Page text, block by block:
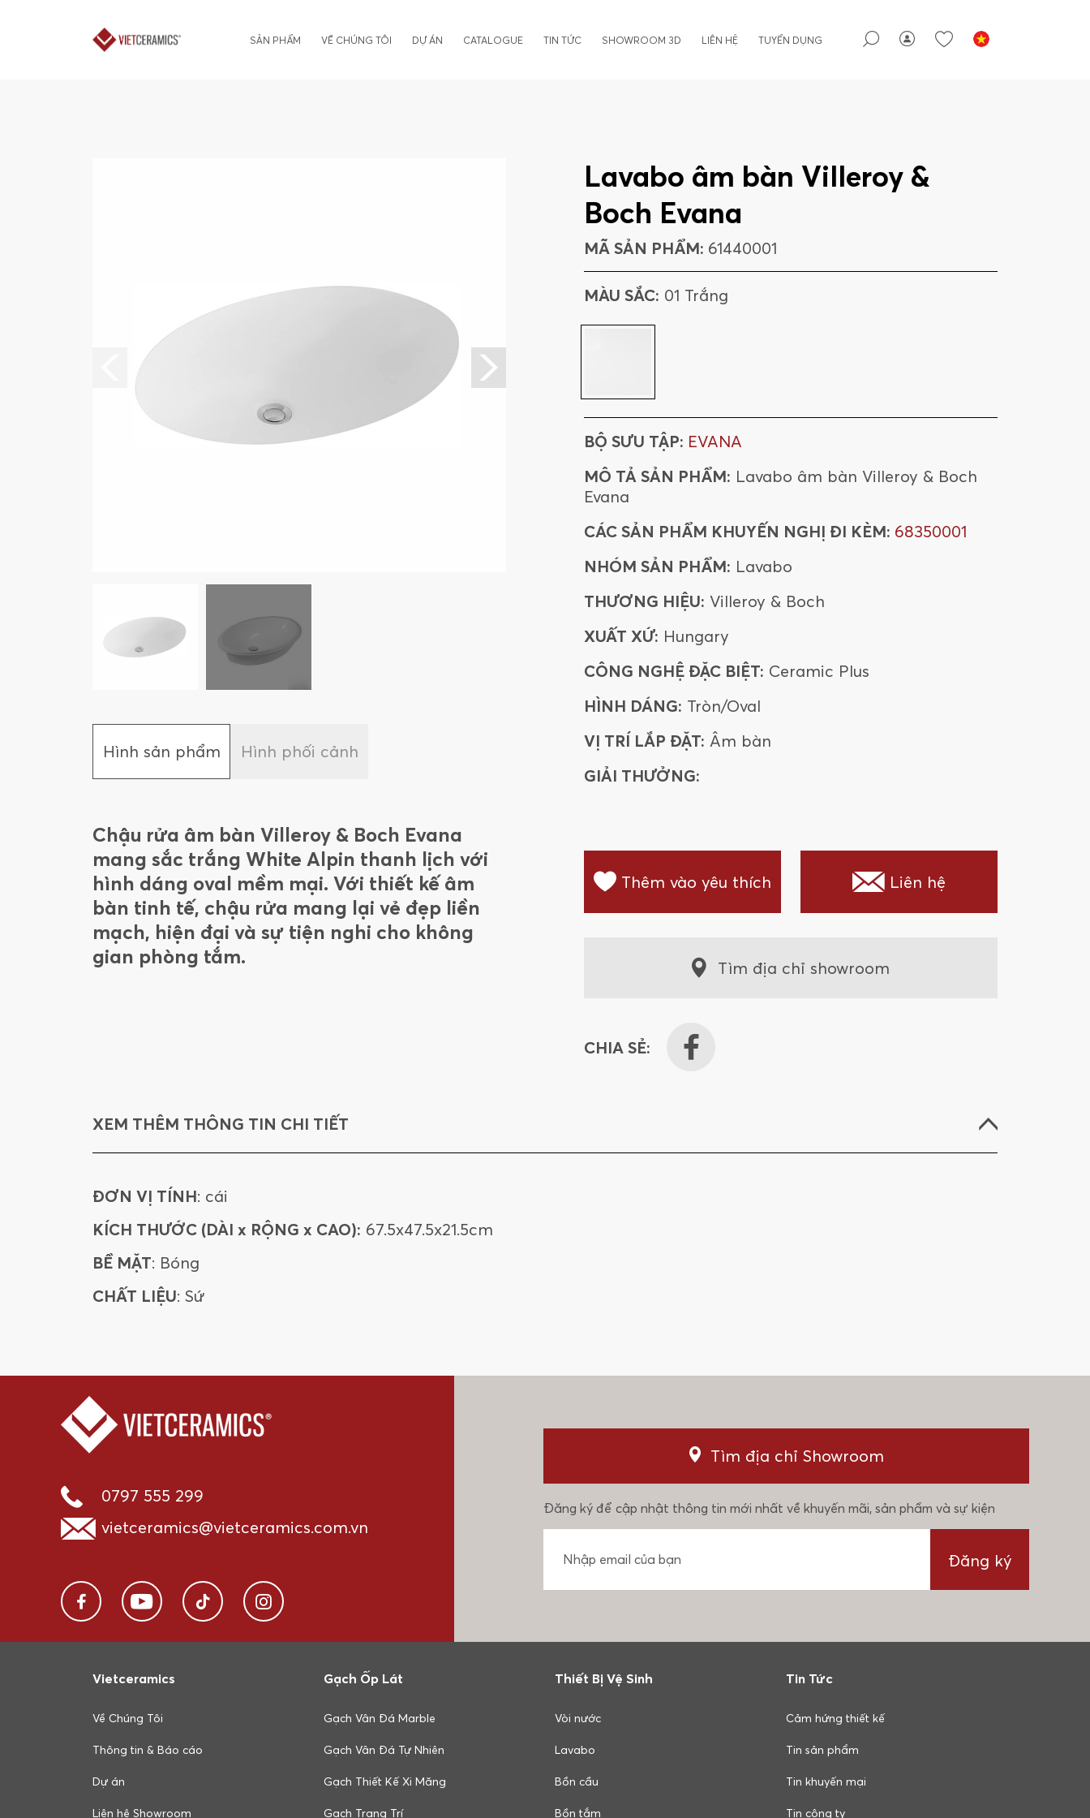
SẢN PHẨM VỀ CHÚNG TÔI DỰ ÁN CATALOGUE TIN TỨC SHOWROOM 3D LIÊN HỆ TUYỂN DỤNG
Hình sản phẩm Hình phối cảnh
Chậu rửa âm bàn Villeroy & Boch Evana
mang sắc trắng White Alpin thanh lịch với
hình dáng oval mềm mại. Với thiết kế âm
bàn tinh tế, chậu rửa mang lại vẻ đẹp liền
mạch, hiện đại và sự tiện nghi cho không
gian phòng tắm.
Lavabo âm bàn Villeroy &
Boch Evana
MÃ SẢN PHẨM: 61440001
MÀU SẮC: 01 Trắng
BỘ SƯU TẬP: EVANA
MÔ TẢ SẢN PHẨM: Lavabo âm bàn Villeroy & Boch
Evana
CÁC SẢN PHẨM KHUYẾN NGHỊ ĐI KÈM: 68350001
NHÓM SẢN PHẨM: Lavabo
THƯƠNG HIỆU: Villeroy & Boch
XUẤT XỨ: Hungary
CÔNG NGHỆ ĐẶC BIỆT: Ceramic Plus
HÌNH DÁNG: Tròn/Oval
VỊ TRÍ LẮP ĐẶT: Âm bàn
GIẢI THƯỞNG:
Thêm vào yêu thích Liên hệ
Tìm địa chỉ showroom
CHIA SẺ:
XEM THÊM THÔNG TIN CHI TIẾT
ĐƠN VỊ TÍNH: cái
KÍCH THƯỚC (DÀI x RỘNG x CAO): 67.5x47.5x21.5cm
BỀ MẶT: Bóng
CHẤT LIỆU: Sứ
0797 555 299
vietceramics@vietceramics.com.vn
Tìm địa chỉ Showroom
Đăng ký để cập nhật thông tin mới nhất về khuyến mãi, sản phẩm và sự kiện
Đăng ký
Vietceramics
Về Chúng Tôi
Thông tin & Báo cáo
Dự án
Liên hệ Showroom
Gạch Ốp Lát
Gạch Vân Đá Marble
Gạch Vân Đá Tự Nhiên
Gạch Thiết Kế Xi Măng
Gạch Trang Trí
Thiết Bị Vệ Sinh
Vòi nước
Lavabo
Bồn cầu
Bồn tắm
Tin Tức
Cảm hứng thiết kế
Tin sản phẩm
Tin khuyến mại
Tin công ty